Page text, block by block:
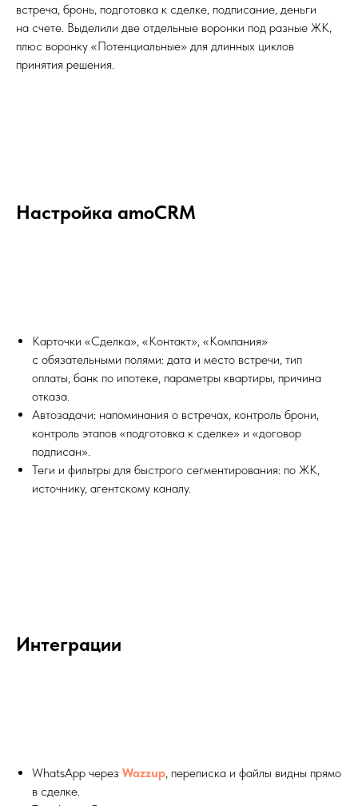
встреча, бронь, подготовка к сделке, подписание, деньги
на счете. Выделили две отдельные воронки под разные ЖК,
плюс воронку «Потенциальные» для длинных циклов
принятия решения.
Настройка amoCRM
Карточки «Сделка», «Контакт», «Компания»
с обязательными полями: дата и место встречи, тип
оплаты, банк по ипотеке, параметры квартиры, причина
отказа.
Автозадачи: напоминания о встречах, контроль брони,
контроль этапов «подготовка к сделке» и «договор
подписан».
Теги и фильтры для быстрого сегментирования: по ЖК,
источнику, агентскому каналу.
Интеграции
WhatsApp через Wazzup, переписка и файлы видны прямо
в сделке.